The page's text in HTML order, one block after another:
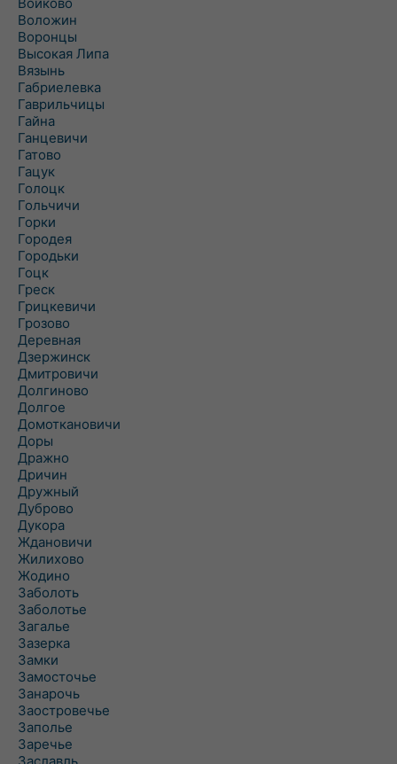
Воложин
Воронцы
Высокая Липа
Вязынь
Габриелевка
Гаврильчицы
Гайна
Ганцевичи
Гатово
Гацук
Голоцк
Гольчичи
Горки
Городея
Городьки
Гоцк
Греск
Грицкевичи
Грозово
Деревная
Дзержинск
Дмитровичи
Долгиново
Долгое
Домоткановичи
Доры
Дражно
Дричин
Дружный
Дуброво
Дукора
Ждановичи
Жилихово
Жодино
Заболоть
Заболотье
Загалье
Зазерка
Замки
Замосточье
Занарочь
Заостровечье
Заполье
Заречье